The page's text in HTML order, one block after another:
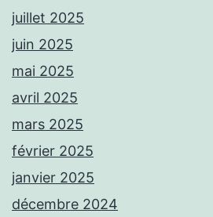
juillet 2025
juin 2025
mai 2025
avril 2025
mars 2025
février 2025
janvier 2025
décembre 2024